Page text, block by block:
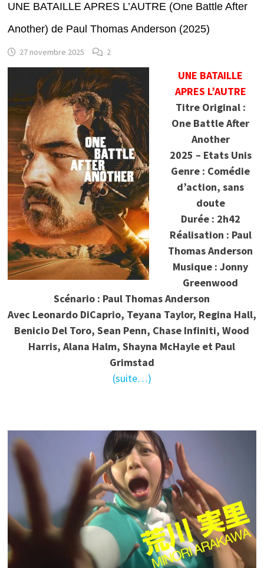
UNE BATAILLE APRES L’AUTRE (One Battle After
Another) de Paul Thomas Anderson (2025)
27 novembre 2025 2
UNE BATAILLE
APRES L’AUTRE
Titre Original :
One Battle After
Another
2025 – Etats Unis
Genre : Comédie
d’action, sans
doute
Durée : 2h42
Réalisation : Paul
Thomas Anderson
Musique : Jonny
Greenwood
Scénario : Paul Thomas Anderson
Avec Leonardo DiCaprio, Teyana Taylor, Regina Hall,
Benicio Del Toro, Sean Penn, Chase Infiniti, Wood
Harris, Alana Halm, Shayna McHayle et Paul
Grimstad
(suite…)